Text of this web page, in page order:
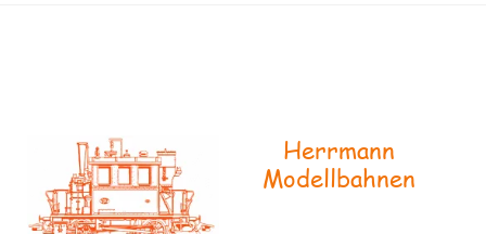
Herrmann
Modellbahnen